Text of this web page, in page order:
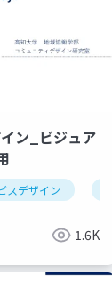
ン_ビジュア
スデザイン
1.6K